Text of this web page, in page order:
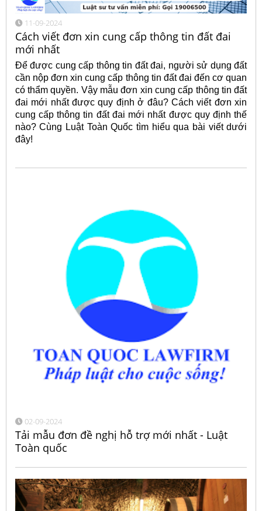
11-09-2024
Cách viết đơn xin cung cấp thông tin đất đai
mới nhất
Để được cung cấp thông tin đất đai, người sử dụng đất
cần nộp đơn xin cung cấp thông tin đất đai đến cơ quan
có thẩm quyền. Vậy mẫu đơn xin cung cấp thông tin đất
đai mới nhất được quy định ở đâu? Cách viết đơn xin
cung cấp thông tin đất đai mới nhất được quy định thế
nào? Cùng Luật Toàn Quốc tìm hiểu qua bài viết dưới
đây!
02-09-2024
Tải mẫu đơn đề nghị hỗ trợ mới nhất - Luật
Toàn quốc